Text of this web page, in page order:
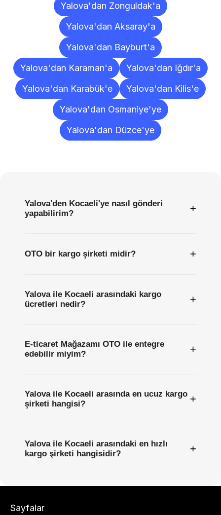
Yalova'dan Zonguldak'a
Yalova'dan Aksaray'a
Yalova'dan Bayburt'a
Yalova'dan Karaman'a
Yalova'dan Iğdır'a
Yalova'dan Karabük'e
Yalova'dan Kilis'e
Yalova'dan Osmaniye'ye
Yalova'dan Düzce'ye
Yalova'den Kocaeli'ye nasıl gönderi
yapabilirim?
+
OTO bir kargo şirketi midir? +
Yalova ile Kocaeli arasındaki kargo
ücretleri nedir?
+
E-ticaret Mağazamı OTO ile entegre
edebilir miyim?
+
Yalova ile Kocaeli arasında en ucuz kargo
şirketi hangisi?
+
Yalova ile Kocaeli arasındaki en hızlı
kargo şirketi hangisidir?
+
Sayfalar